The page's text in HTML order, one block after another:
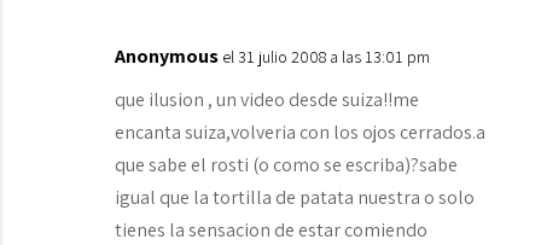
Anonymous el 31 julio 2008 a las 13:01 pm
que ilusion , un video desde suiza!!me
encanta suiza,volveria con los ojos cerrados.a
que sabe el rosti (o como se escriba)?sabe
igual que la tortilla de patata nuestra o solo
tienes la sensacion de estar comiendo